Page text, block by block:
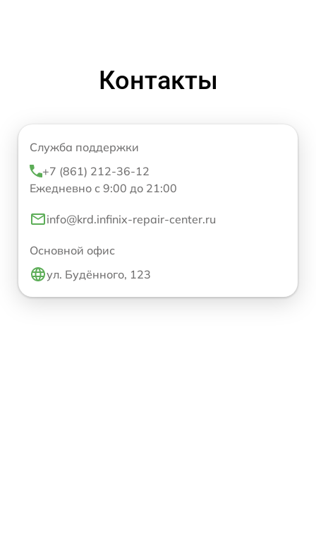
Контакты
Служба поддержки
+7 (861) 212-36-12
Ежедневно с 9:00 до 21:00
info@krd.infinix-repair-center.ru
Основной офис
ул. Будённого, 123